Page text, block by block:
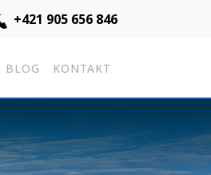
+421 905 656 846
BLOG KONTAKT